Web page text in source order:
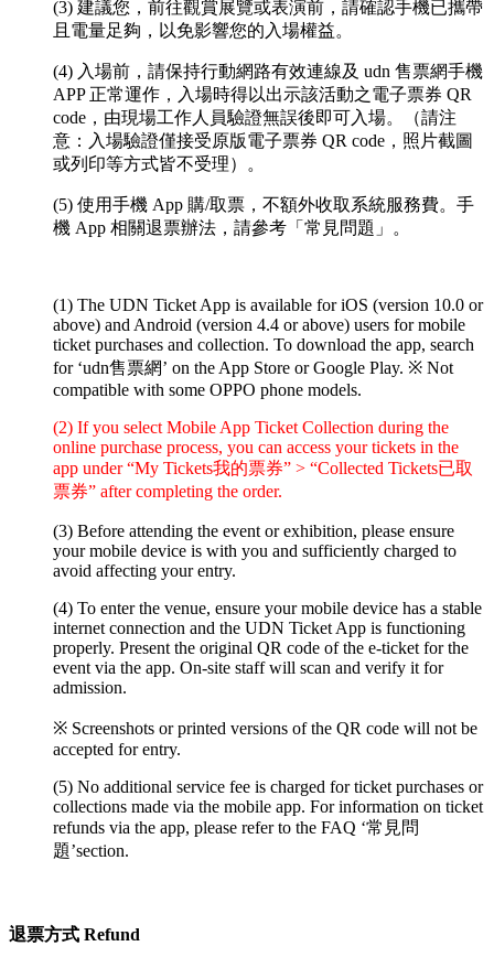
(3) 建議您，前往觀賞展覽或表演前，請確認手機已攜帶
且電量足夠，以免影響您的入場權益。
(4) 入場前，請保持行動網路有效連線及 udn 售票網手機
APP 正常運作，入場時得以出示該活動之電子票券 QR
code，由現場工作人員驗證無誤後即可入場。（請注
意：入場驗證僅接受原版電子票券 QR code，照片截圖
或列印等方式皆不受理）。
(5) 使用手機 App 購/取票，不額外收取系統服務費。手
機 App 相關退票辦法，請參考「常見問題」。
(1) The UDN Ticket App is available for iOS (version 10.0 or
above) and Android (version 4.4 or above) users for mobile
ticket purchases and collection. To download the app, search
for ‘udn售票網’ on the App Store or Google Play. ※ Not
compatible with some OPPO phone models.
(2) If you select Mobile App Ticket Collection during the
online purchase process, you can access your tickets in the
app under “My Tickets我的票券” > “Collected Tickets已取
票券” after completing the order.
(3) Before attending the event or exhibition, please ensure
your mobile device is with you and sufficiently charged to
avoid affecting your entry.
(4) To enter the venue, ensure your mobile device has a stable
internet connection and the UDN Ticket App is functioning
properly. Present the original QR code of the e-ticket for the
event via the app. On-site staff will scan and verify it for
admission.
※ Screenshots or printed versions of the QR code will not be
accepted for entry.
(5) No additional service fee is charged for ticket purchases or
collections made via the mobile app. For information on ticket
refunds via the app, please refer to the FAQ ‘常見問
題’section.
退票方式 Refund